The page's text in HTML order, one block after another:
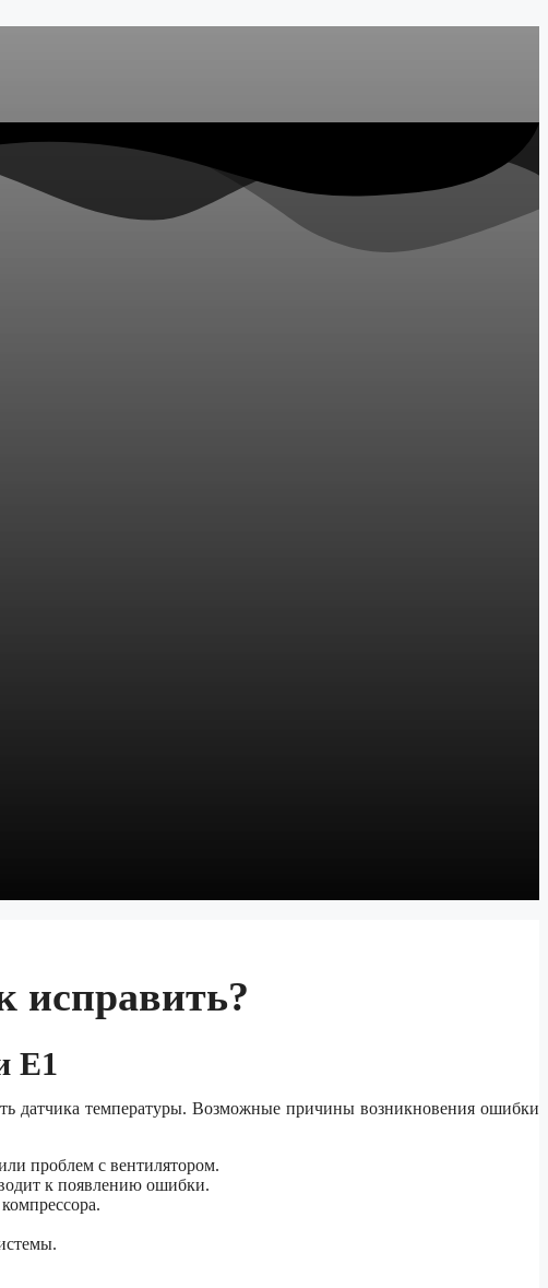
исправить?
E1
датчика температуры. Возможные причины возникновения ошибки
проблем с вентилятором.
к появлению ошибки.